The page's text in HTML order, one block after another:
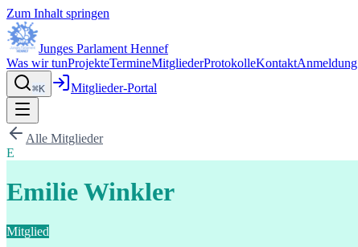
Zum Inhalt springen
Junges Parlament Hennef
Was wir tunProjekteTermineMitgliederProtokolleKontaktAnmeldung
⌘K Mitglieder-Portal
Alle Mitglieder
E
Emilie Winkler
Mitglied